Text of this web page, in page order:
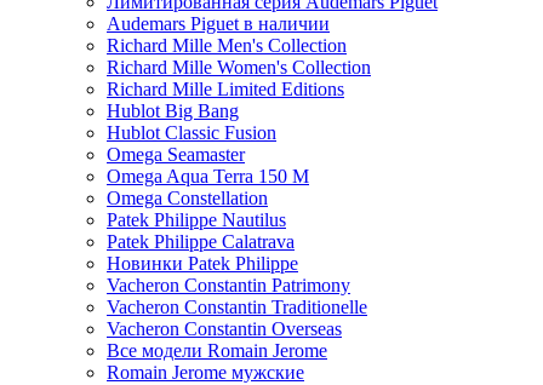
Audemars Piguet в наличии
Richard Mille Men's Collection
Richard Mille Women's Collection
Richard Mille Limited Editions
Hublot Big Bang
Hublot Classic Fusion
Omega Seamaster
Omega Aqua Terra 150 M
Omega Constellation
Patek Philippe Nautilus
Patek Philippe Calatrava
Новинки Patek Philippe
Vacheron Constantin Patrimony
Vacheron Constantin Traditionelle
Vacheron Constantin Overseas
Все модели Romain Jerome
Romain Jerome мужские